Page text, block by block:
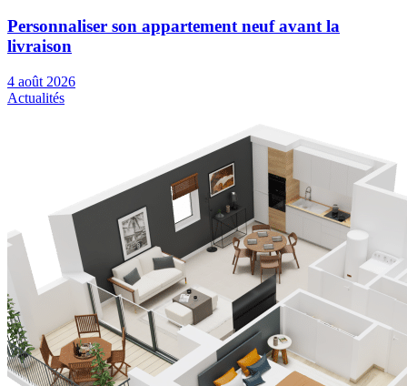
Personnaliser son appartement neuf avant la
livraison
4 août 2026
Actualités